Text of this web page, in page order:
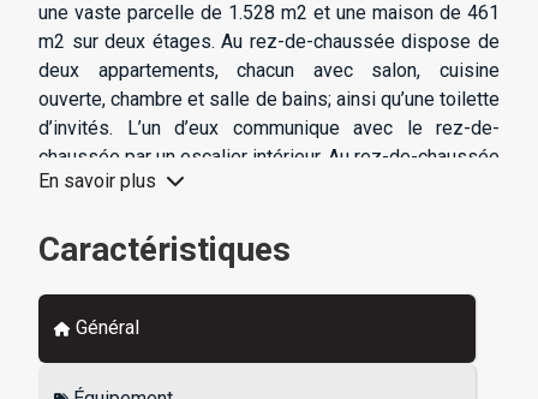
une vaste parcelle de 1.528 m2 et une maison de 461
m2 sur deux étages. Au rez-de-chaussée dispose de
deux appartements, chacun avec salon, cuisine
ouverte, chambre et salle de bains; ainsi qu’une toilette
d’invités. L’un d’eux communique avec le rez-de-
chaussée par un escalier intérieur. Au rez-de-chaussée
dispose de trois chambres, deux salles de bains,
naya vitrée et terrasses. De là, on accède à la piscine
chauffée par pompe à chaleur et panneaux solaires, et
jardin supérieur. Il dispose également d’un solarium et
d’une petite maison en bois. Toute la maison dispose
d’un chauffage central au diesel et de la climatisation
dans deux des chambres. Comprend garage, parking,
En savoir plus
Caractéristiques
Général